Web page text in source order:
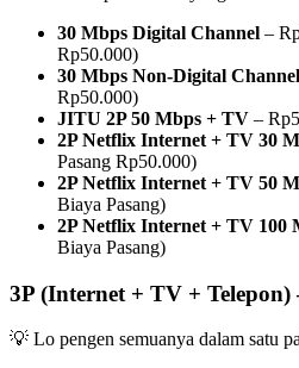
30 Mbps Digital Channel –
Rp50.000)
30 Mbps Non-Digital Channel
Rp50.000)
JITU 2P 50 Mbps + TV –
2P Netflix Internet + TV 30
Pasang Rp50.000)
2P Netflix Internet + TV 50
Biaya Pasang)
2P Netflix Internet + TV 100
Biaya Pasang)
3P (Internet + TV +
💡 Lo pengen semuanya dalam satu